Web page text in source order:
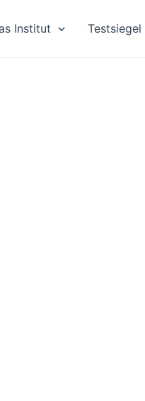
Institut Testsiegel